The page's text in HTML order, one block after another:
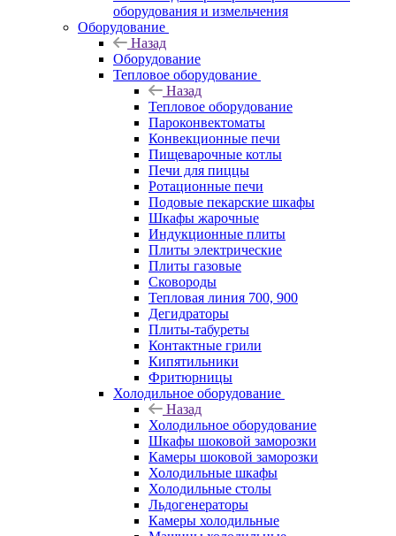
оборудования и измельчения
Оборудование
Назад
Оборудование
Тепловое оборудование
Назад
Тепловое оборудование
Пароконвектоматы
Конвекционные печи
Пищеварочные котлы
Печи для пиццы
Ротационные печи
Подовые пекарские шкафы
Шкафы жарочные
Индукционные плиты
Плиты электрические
Плиты газовые
Сковороды
Тепловая линия 700, 900
Дегидраторы
Плиты-табуреты
Контактные грили
Кипятильники
Фритюрницы
Холодильное оборудование
Назад
Холодильное оборудование
Шкафы шоковой заморозки
Камеры шоковой заморозки
Холодильные шкафы
Холодильные столы
Льдогенераторы
Камеры холодильные